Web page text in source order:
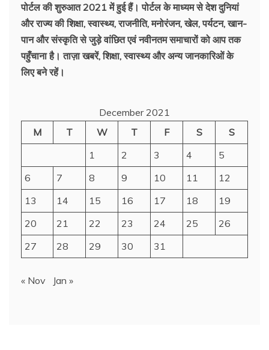
पोर्टल की शुरुआत 2021 में हुई हैं। पोर्टल के माध्यम से देश दुनियां
और राज्य की शिक्षा, स्वास्थ्य, राजनीति, मनोरंजन, खेल, पर्यटन, खान-
पान और संस्कृति से जुड़े वांछित एवं नवीनतम समाचारों को आप तक
पहुँचाना है। ताज़ा खबरें, शिक्षा, स्वास्थ्य और अन्य जानकारिओं के
लिए बने रहें।
December 2021
M
T W T F S
S
1
2 3 4
5
6
7 8 9 10 11
12
13
14 15 16 17 18
19
20
21 22 23 24 25
26
27
28 29 30 31
« Nov Jan »